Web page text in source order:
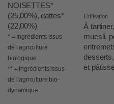
NOISETTES*
(25,00%), dattes*
(22,00%)
* = Ingrédients issus
de l’agriculture
biologique
** = Ingrédients issus
de l’agriculture bio-
dynamique
Utilisation
À
muesli,
et